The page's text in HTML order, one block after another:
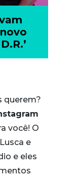
querem?
você! O
e
e eles